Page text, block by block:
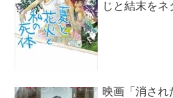
じと結末をネ
映画「消され